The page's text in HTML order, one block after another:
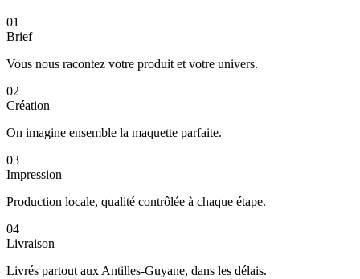
01
Brief
Vous nous racontez votre produit et votre univers.
02
Création
On imagine ensemble la maquette parfaite.
03
Impression
Production locale, qualité contrôlée à chaque étape.
04
Livraison
Livrés partout aux Antilles-Guyane, dans les délais.